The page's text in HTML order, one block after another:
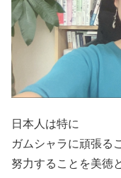
日本人は特に
ガムシャラに頑張る
努力することを美徳